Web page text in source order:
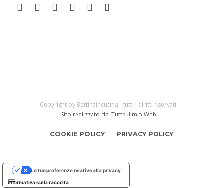
Copyright by Bettinaincucina - tutti i diritti riservati.
Sito realizzato da: Tutto il mio Web
COOKIE POLICY PRIVACY POLICY
Informativa sulla raccolta
Le tue preferenze relative alla privacy